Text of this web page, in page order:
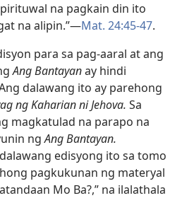
na pagkain din ito
na alipin.”​—Mat. 24:45-47.
para sa pag-aaral at ang
Ang Bantayanay hindi
dalawang ito ay parehong
ng Kaharian ni Jehova. Sa
magkatulad na parapo na
ngAng Bantayan.
edisyong ito sa tomo
pagkukunan ng materyal
Mo Ba?,” na ilalathala